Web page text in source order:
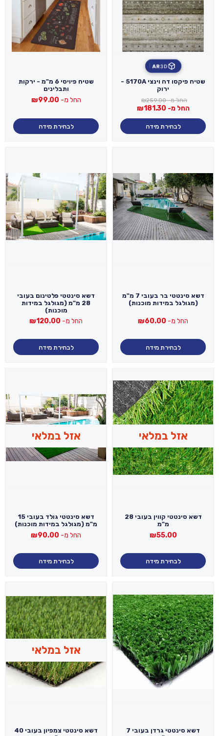
3D
AR
שטיח פיקסו דה וינצי 5170A -
ירוק
החל מ- ₪259.00
החל מ- ₪181.30
לבחירת מידה
שטיח פיויסי 6 מ"מ - ירקות
ותבלינים
החל מ- ₪99.00
לבחירת מידה
דשא סינטטי בר בעובי 7 מ"מ
(מגולגל במידות מוכנות)
החל מ- ₪60.00
לבחירת מידה
דשא סינטטי פלטינום בעובי
28 מ"מ (מגולגל במידות
מוכנות)
החל מ- ₪120.00
לבחירת מידה
אזל במלאי
דשא סינטטי קווין בעובי 28
מ"מ
₪55.00
לבחירת מידה
אזל במלאי
דשא סינטטי גולד בעובי 15
מ"מ (מגולגל במידות מוכנות)
החל מ- ₪90.00
לבחירת מידה
דשא סינטטי גרדן בעובי 7
אזל במלאי
דשא סינטטי צמפיון בעובי 40